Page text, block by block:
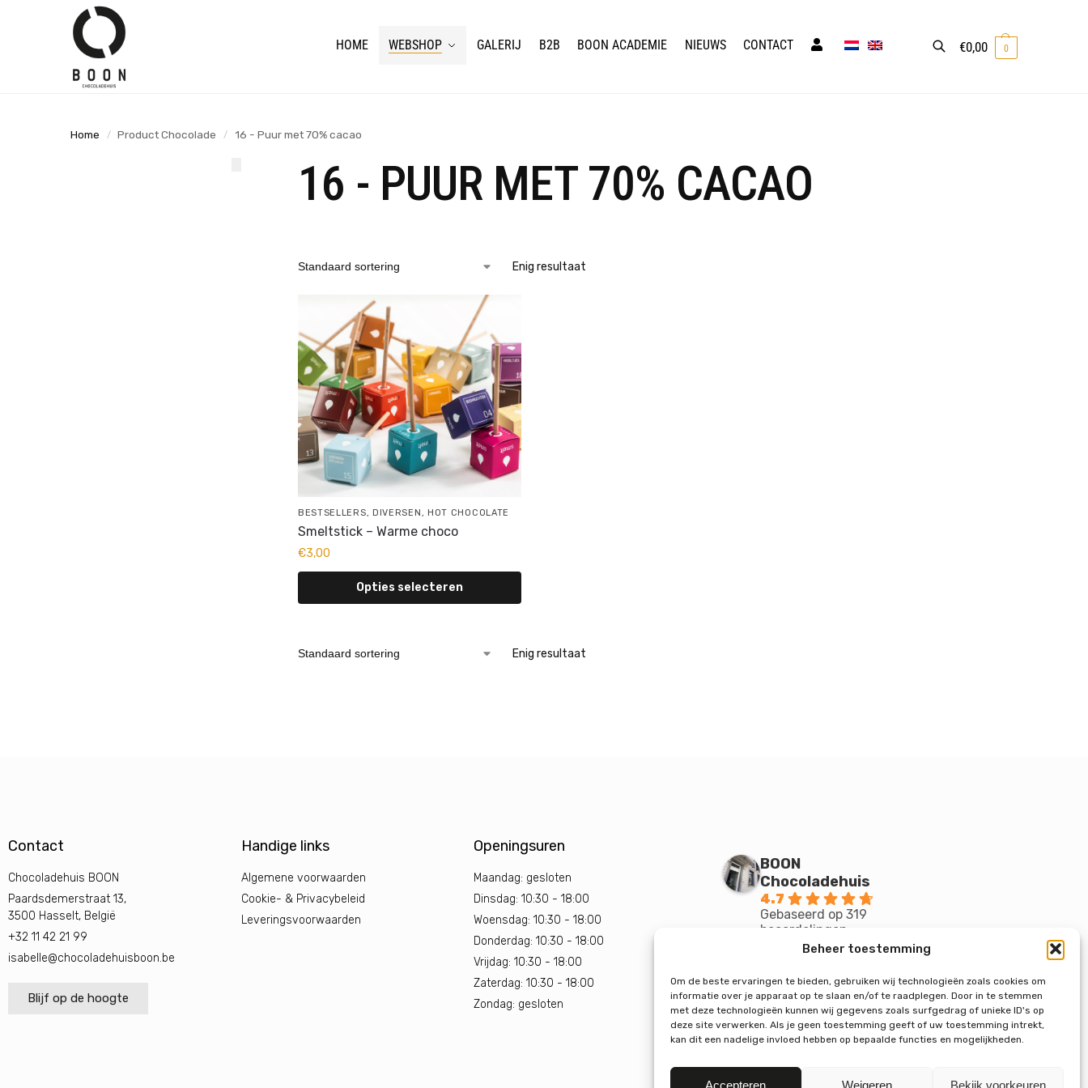
Beheer toestemming
Om de beste ervaringen te bieden, gebruiken wij technologieën zoals cookies om
informatie over je apparaat op te slaan en/of te raadplegen. Door in te stemmen
met deze technologieën kunnen wij gegevens zoals surfgedrag of unieke ID's op
deze site verwerken. Als je geen toestemming geeft of uw toestemming intrekt,
kan dit een nadelige invloed hebben op bepaalde functies en mogelijkheden.
Accepteren Weigeren Bekijk voorkeuren
HOME
WEBSHOP GALERIJ B2B BOON ACADEMIE NIEUWS CONTACT
Search
€0,00 0
Home / Product Chocolade / 16 - Puur met 70% cacao
16 - PUUR MET 70% CACAO
Enig resultaat
BESTSELLERS, DIVERSEN, HOT CHOCOLATE
Smeltstick – Warme choco
€3,00
Opties selecteren
Enig resultaat
Contact
Chocoladehuis BOON
Paardsdemerstraat 13,
3500 Hasselt, België
+32 11 42 21 99
isabelle@chocoladehuisboon.be
Blijf op de hoogte
Handige links
Algemene voorwaarden
Cookie- & Privacybeleid
Leveringsvoorwaarden
Openingsuren
Maandag: gesloten
Dinsdag: 10:30 - 18:00
Woensdag: 10:30 - 18:00
Donderdag: 10:30 - 18:00
Vrijdag: 10:30 - 18:00
Zaterdag: 10:30 - 18:00
Zondag: gesloten
BOON
Chocoladehuis
4.7
Gebaseerd op 319
beoordelingen
powered byG oogle